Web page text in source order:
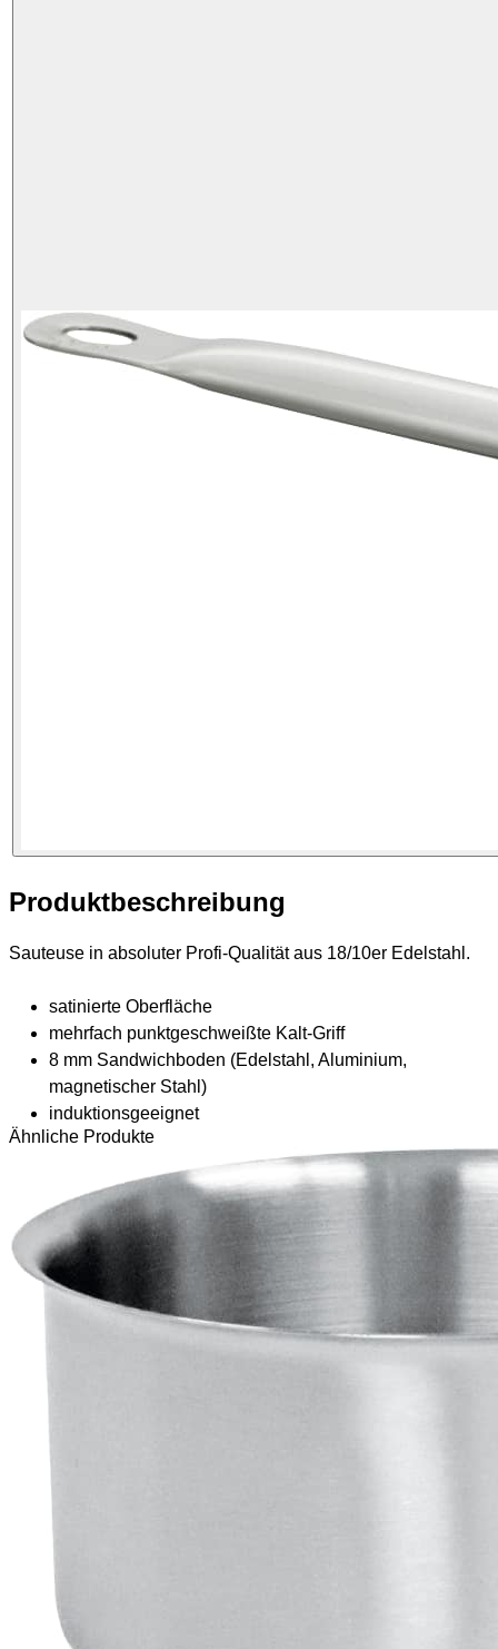
Produktbeschreibung
Sauteuse in absoluter Profi-Qualität aus 18/10er Edelstahl.
satinierte Oberfläche
mehrfach punktgeschweißte Kalt-Griff
8 mm Sandwichboden (Edelstahl, Aluminium,
magnetischer Stahl)
induktionsgeeignet
Ähnliche Produkte